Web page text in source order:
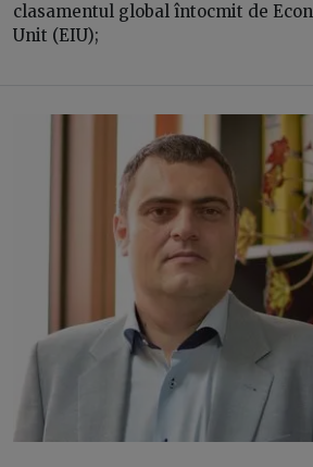
clasamentul global întocmit de
Unit (EIU);